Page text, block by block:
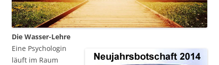
Die Wasser-Lehre
Eine Psychologin
läuft im Raum